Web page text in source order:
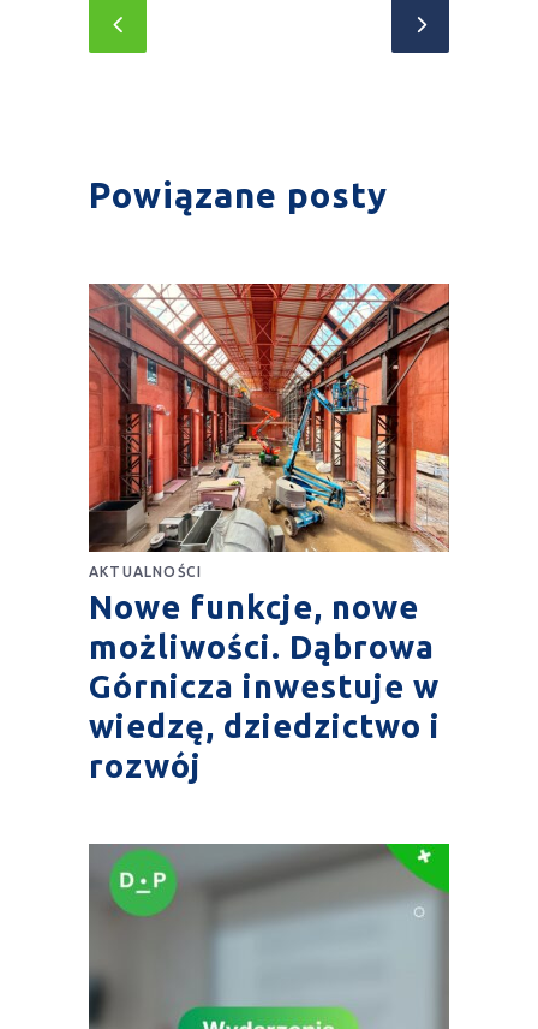
Powiązane posty
AKTUALNOŚCI
Nowe funkcje, nowe
możliwości. Dąbrowa
Górnicza inwestuje w
wiedzę, dziedzictwo i
rozwój